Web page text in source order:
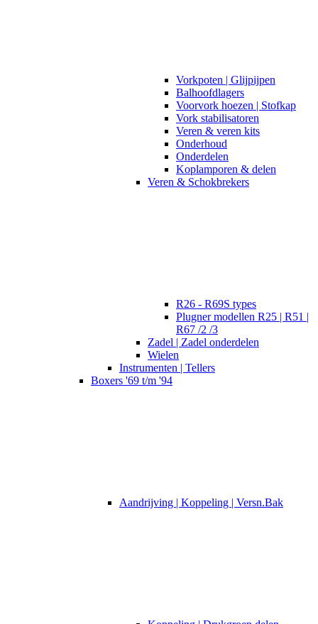
Vorkpoten | Glijpijpen
Balhoofdlagers
Voorvork hoezen | Stofkap
Vork stabilisatoren
Veren & veren kits
Onderhoud
Onderdelen
Koplamporen & delen
Veren & Schokbrekers
R26 - R69S types
Plugner modellen R25 | R51 |
R67 /2 /3
Zadel | Zadel onderdelen
Wielen
Instrumenten | Tellers
Boxers '69 t/m '94
Aandrijving | Koppeling | Versn.Bak